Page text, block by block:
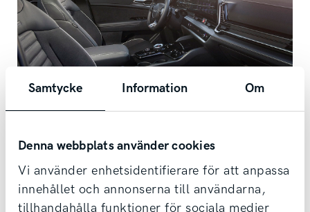
Samtycke Information Om
Denna webbplats använder cookies
Vi använder enhetsidentifierare för att anpassa
innehållet och annonserna till användarna,
tillhandahålla funktioner för sociala medier
Kia som tjänstebil
I en Kia som tjänstebil får du den senaste